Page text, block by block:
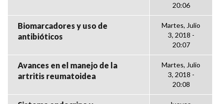
20:06
Biomarcadores y uso de
antibióticos
Martes, Julio
3, 2018 -
20:07
Avances en el manejo de la
artritis reumatoidea
Martes, Julio
3, 2018 -
20:08